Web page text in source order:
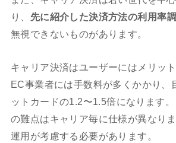
り、 先に紹介した決済方法の利用率
無視できないものがあります。
キャリア決済はユーザーにはメリッ
EC事業者には手数料が多くかかり、
ットカードの1.2〜1.5倍になります
の難点はキャリア毎に仕様が異なり
運用が考慮する必要があります。